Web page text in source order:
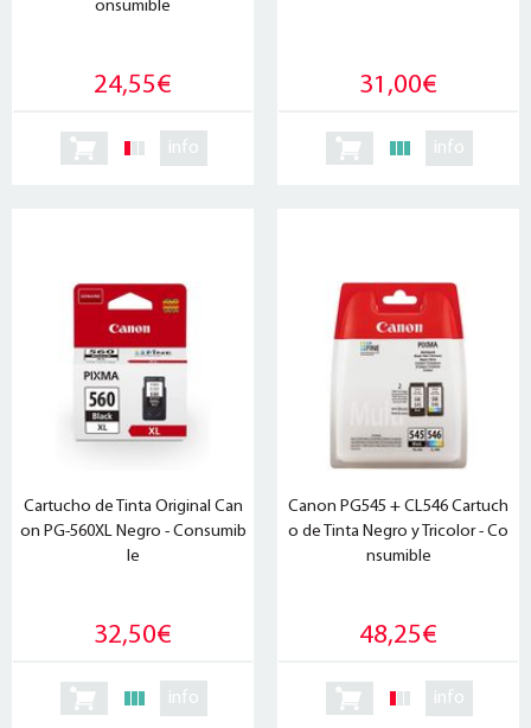
onsumible
24,55€
info
31,00€
info
Cartucho de Tinta Original Can
on PG-560XL Negro - Consumib
le
32,50€
info
Canon PG545 + CL546 Cartuch
o de Tinta Negro y Tricolor - Co
nsumible
48,25€
info